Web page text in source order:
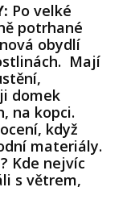
Po velké
potrhané
obydlí
Mají
domek
na kopci.
když
materiály.
Kde nejvíc
s větrem,